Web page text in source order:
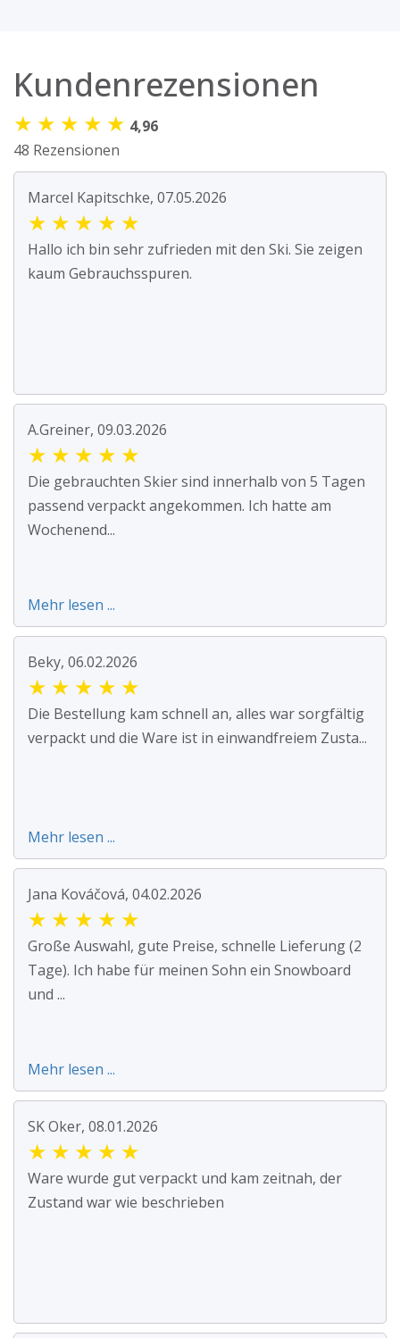
Kundenrezensionen
★ ★ ★ ★ ★ 4,96
48 Rezensionen
Marcel Kapitschke, 07.05.2026
★ ★ ★ ★ ★
Hallo ich bin sehr zufrieden mit den Ski. Sie zeigen
kaum Gebrauchsspuren.
A.Greiner, 09.03.2026
★ ★ ★ ★ ★
Die gebrauchten Skier sind innerhalb von 5 Tagen
passend verpackt angekommen. Ich hatte am
Wochenend...
Mehr lesen ...
Beky, 06.02.2026
★ ★ ★ ★ ★
Die Bestellung kam schnell an, alles war sorgfältig
verpackt und die Ware ist in einwandfreiem Zusta...
Mehr lesen ...
Jana Kováčová, 04.02.2026
★ ★ ★ ★ ★
Große Auswahl, gute Preise, schnelle Lieferung (2
Tage). Ich habe für meinen Sohn ein Snowboard
und ...
Mehr lesen ...
SK Oker, 08.01.2026
★ ★ ★ ★ ★
Ware wurde gut verpackt und kam zeitnah, der
Zustand war wie beschrieben